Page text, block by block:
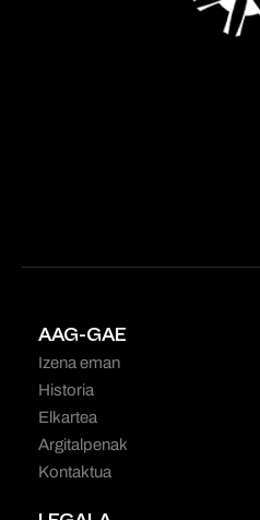
AAG-GAE
Izena eman
Historia
Elkartea
Argitalpenak
Kontaktua